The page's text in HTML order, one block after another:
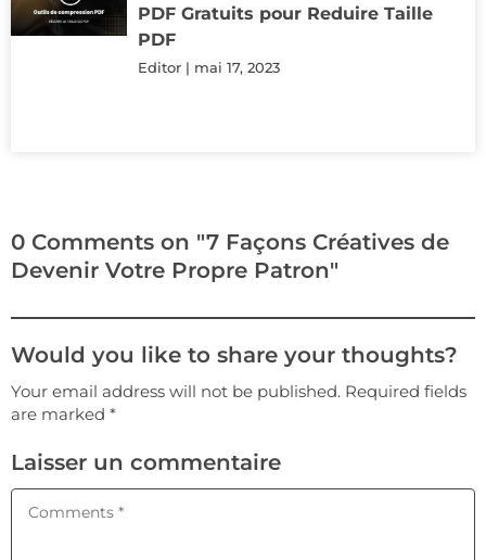
PDF Gratuits pour Reduire Taille
PDF
Editor mai 17, 2023
0 Comments on "7 Façons Créatives de
Devenir Votre Propre Patron"
Would you like to share your thoughts?
Your email address will not be published. Required fields
are marked *
Laisser un commentaire